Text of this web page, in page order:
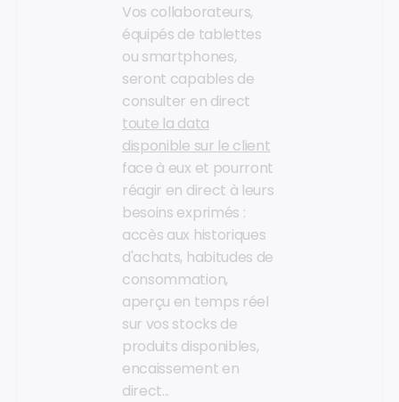
Vos collaborateurs,
équipés de tablettes
ou smartphones,
seront capables de
consulter en direct
toute la data
disponible sur le client
face à eux et pourront
réagir en direct à leurs
besoins exprimés :
accès aux historiques
d'achats, habitudes de
consommation,
aperçu en temps réel
sur vos stocks de
produits disponibles,
encaissement en
direct...